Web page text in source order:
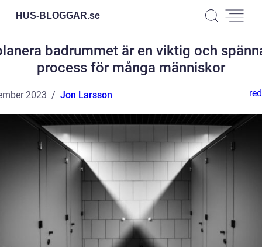
HUS-BLOGGAR.se
badrummet är en viktig och
process för många människor
2023 Jon Larsson